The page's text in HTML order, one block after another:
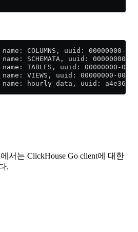
COLUMNS, uuid: 00000000-
SCHEMATA, uuid: 00000000-
TABLES, uuid: 00000000-
VIEWS, uuid: 00000000-0000-
hourly_data, uuid:
서는 ClickHouse Go client에 대한
.